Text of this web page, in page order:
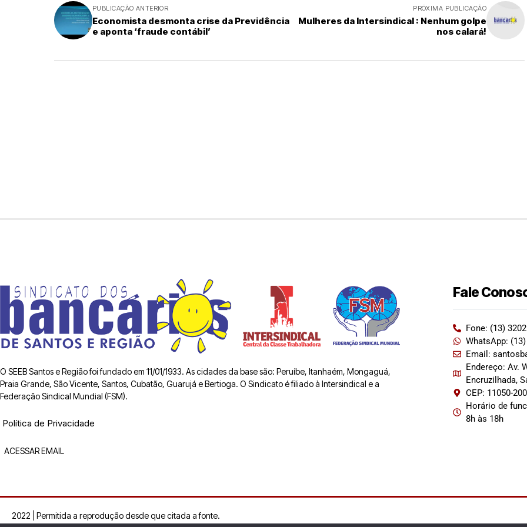
PUBLICAÇÃO ANTERIOR
Economista desmonta crise da Previdência
e aponta ‘fraude contábil’
PRÓXIMA PUBLICAÇÃO
Mulheres da Intersindical : Nenhum golpe
nos calará!
O SEEB Santos e Região foi fundado em 11/01/1933. As cidades da base são: Peruíbe, Itanhaém, Mongaguá,
Praia Grande, São Vicente, Santos, Cubatão, Guarujá e Bertioga. O Sindicato é filiado à Intersindical e a
Federação Sindical Mundial (FSM).
Política de Privacidade
ACESSAR EMAIL
Fale
Fone: (13)
WhatsApp:
Email:
Endereço: Av.
Encruzilhada,
CEP: 11050-200
Horário de
8h às 18h
2022 | Permitida a reprodução desde que citada a fonte.